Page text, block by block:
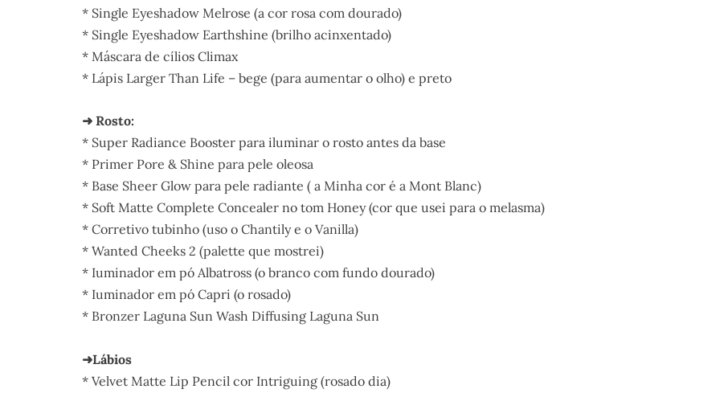
* Single Eyeshadow Melrose (a cor rosa com dourado)
* Single Eyeshadow Earthshine (brilho acinxentado)
* Máscara de cílios Climax
* Lápis Larger Than Life – bege (para aumentar o olho) e preto
➜ Rosto:
* Super Radiance Booster para iluminar o rosto antes da base
* Primer Pore & Shine para pele oleosa
* Base Sheer Glow para pele radiante ( a Minha cor é a Mont Blanc)
* Soft Matte Complete Concealer no tom Honey (cor que usei para o melasma)
* Corretivo tubinho (uso o Chantily e o Vanilla)
* Wanted Cheeks 2 (palette que mostrei)
* Iuminador em pó Albatross (o branco com fundo dourado)
* Iuminador em pó Capri (o rosado)
* Bronzer Laguna Sun Wash Diffusing Laguna Sun
➜Lábios
* Velvet Matte Lip Pencil cor Intriguing (rosado dia)